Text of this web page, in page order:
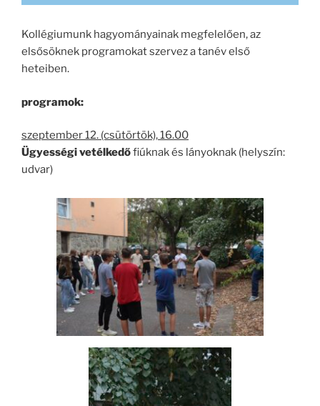
Kollégiumunk hagyományainak megfelelően, az
elsősöknek programokat szervez a tanév első
heteiben.
programok:
szeptember 12. (csütörtök), 16.00
Ügyességi vetélkedőfiúknak és lányoknak (helyszín:
udvar)